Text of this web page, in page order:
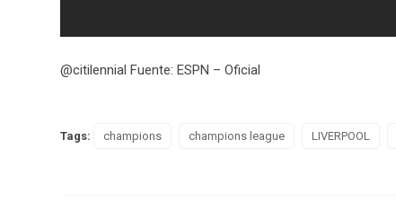
@citilennial Fuente: ESPN – Oficial
Tags: champions champions league LIVERPOOL